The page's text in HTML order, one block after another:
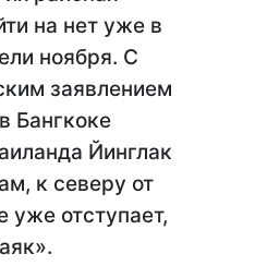
на нет уже в
ноября. С
заявлением
Бангкоке
Йинглак
к северу от
уже отступает,